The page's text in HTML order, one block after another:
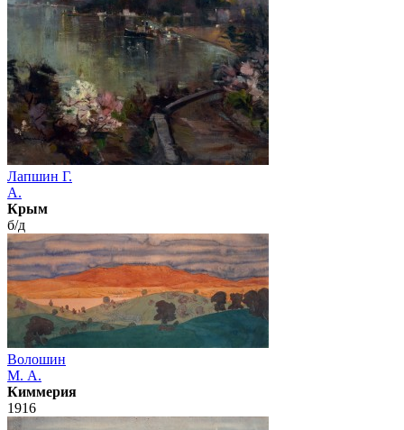
Лапшин Г.
А.
Крым
б/д
Волошин
М. А.
Киммерия
1916